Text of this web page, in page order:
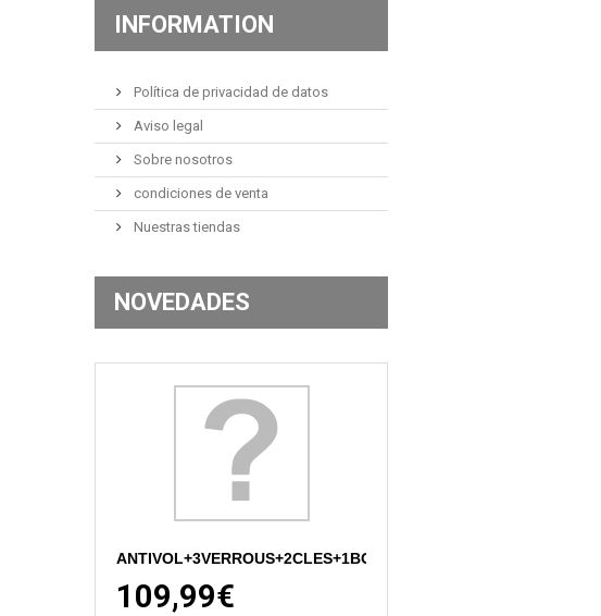
INFORMATION
Política de privacidad de datos
Aviso legal
Sobre nosotros
condiciones de venta
Nuestras tiendas
NOVEDADES
ANTIVOL+3VERROUS+2CLES+1BOUCHO
109,99€